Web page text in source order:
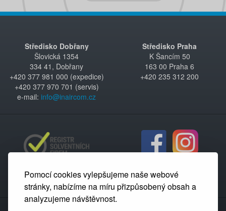
Pomocí cookies vylepšujeme naše webové
stránky, nabízíme na míru přizpůsobený obsah a
analyzujeme návštěvnost.
Středisko Dobřany
Šlovická 1354
334 41, Dobřany
+420 377 981 000 (expedice)
+420 377 970 701 (servis)
e-mail: info@inaircom.cz
Středisko Praha
K Šancím 50
163 00 Praha 6
+420 235 312 200